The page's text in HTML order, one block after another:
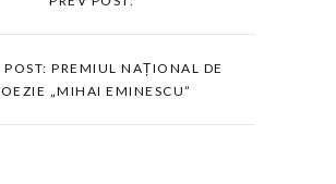
POST: PREMIUL NAȚIONAL DE
„MIHAI EMINESCU”